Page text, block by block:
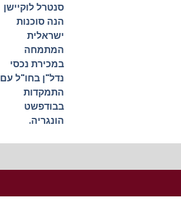
סנטרל לוקיישן
הנה סוכנות
ישראלית
המתמחה
במכירת נכסי
נדל"ן בחו"ל עם
התמקדות
בבודפשט
הונגריה.